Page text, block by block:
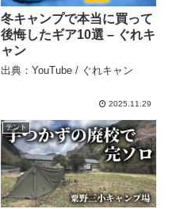
冬キャンプで本当に買って
後悔したギア10選 – ぐれキ
ャン
出典：YouTube / ぐれキャン
2025.11.29
テント